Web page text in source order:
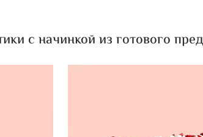
с начинкой из готового